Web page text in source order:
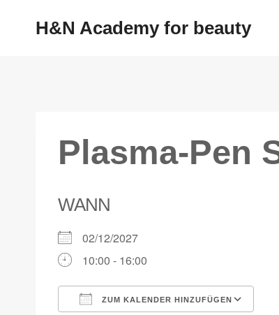
H&N Academy for beauty
Plasma-Pen
WANN
02/12/2027
10:00 - 16:00
ZUM KALENDER HINZUFÜGEN